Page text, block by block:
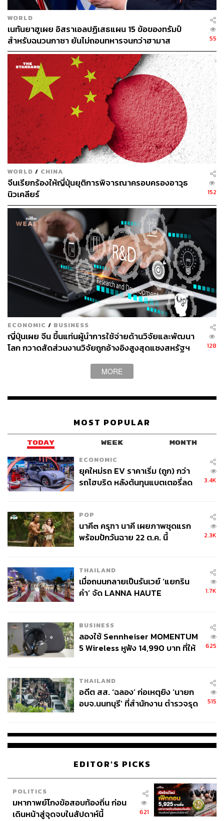
336
ABOUT THE AUTHOR
ตรีชฎา โชคธนาเสริมสกุล
Content Creator กองข่าวต่างประเทศ
WORLD
เนทันยาฮูเผย อิสราเอลปฏิเสธแผน 15 ข้อของทรัมป์
สำหรับฉนวนกาซา ยันไม่ถอนทหารจนกว่าฮามาส
ปลดอาวุธแท้จริง
55
WORLD / CHINA
จีนเรียกร้องให้ญี่ปุ่นยุติการพิจารณาครอบครองอาวุธ
นิวเคลียร์
152
ECONOMIC / BUSINESS
ญี่ปุ่นเผย จีน ขึ้นแท่นผู้นำการใช้จ่ายด้านวิจัยและพัฒนา
โลก กวาดสัดส่วนงานวิจัยถูกอ้างอิงสูงสุดแซงสหรัฐฯ
128
MORE
MOST POPULAR
TODAY WEEK MONTH
ECONOMIC
ยุคใหม่รถ EV ราคาเริ่ม (ถูก) กว่า
รถไฮบริด หลังต้นทุนแบตเตอรี่ลด
3.4K
POP
นาคี๓ ครุฑา นาคี เผยภาพชุดแรก
พร้อมปักวันฉาย 22 ต.ค. นี้
2.3K
THAILAND
เมื่อถนนกลายเป็นรันเวย์ ‘แยกริน
คำ’ จัด LANNA HAUTE
1.7K
BUSINESS
ลองใช้ Sennheiser MOMENTUM
5 Wireless หูฟัง 14,990 บาท ที่ให้
625
THAILAND
อดีต สส. ‘ฉลอง’ ก่อเหตุยิง ‘นายก
อบจ.นนทบุรี’ ที่สำนักงาน ตำรวจรุด
515
EDITOR'S PICKS
POLITICS
มหากาพย์โกงข้อสอบท้องถิ่น ก่อน
เดินหน้าสู่จุดจบในสัปดาห์นี้
621